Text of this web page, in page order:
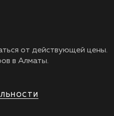
от действующей цены.
в Алматы.